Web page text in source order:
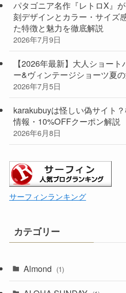
パタゴニア名作『レトロX』
刻デザインとカラー・サイズ
た特徴と魅力を徹底解説
2026年7月9日
【2026年最新】大人ショー
ー&ヴィンテージショーツ夏
2026年7月5日
karakubuyは怪しい偽サイト
情報・10%OFFクーポン解説
2026年6月8日
サーフィンランキング
カテゴリー
Almond (1)